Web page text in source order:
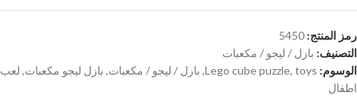
رمز المنتج: 5450
التصنيف: بازل / ليجو / مكعبات
الوسوم:
Lego cube puzzle, toys
, بازل / ليجو / مكعبات, بازل ليجو مكعبات, لعب
اطفال